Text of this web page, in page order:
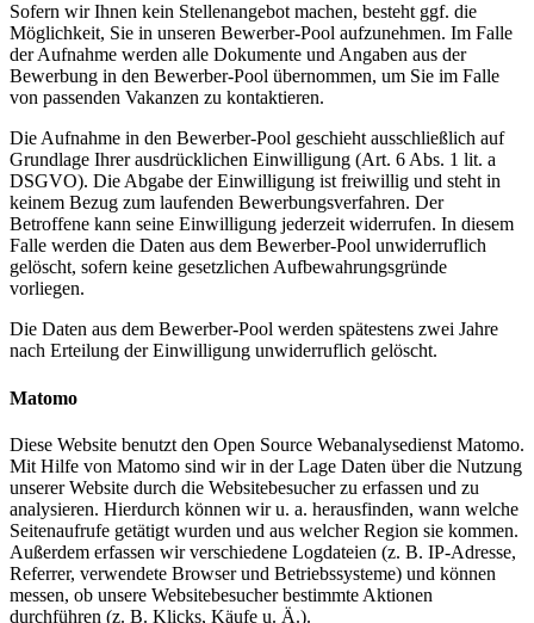
Sofern wir Ihnen kein Stellenangebot machen, besteht ggf. die
Möglichkeit, Sie in unseren Bewerber-Pool aufzunehmen. Im Falle
der Aufnahme werden alle Dokumente und Angaben aus der
Bewerbung in den Bewerber-Pool übernommen, um Sie im Falle
von passenden Vakanzen zu kontaktieren.
Die Aufnahme in den Bewerber-Pool geschieht ausschließlich auf
Grundlage Ihrer ausdrücklichen Einwilligung (Art. 6 Abs. 1 lit. a
DSGVO). Die Abgabe der Einwilligung ist freiwillig und steht in
keinem Bezug zum laufenden Bewerbungsverfahren. Der
Betroffene kann seine Einwilligung jederzeit widerrufen. In diesem
Falle werden die Daten aus dem Bewerber-Pool unwiderruflich
gelöscht, sofern keine gesetzlichen Aufbewahrungsgründe
vorliegen.
Die Daten aus dem Bewerber-Pool werden spätestens zwei Jahre
nach Erteilung der Einwilligung unwiderruflich gelöscht.
Matomo
Diese Website benutzt den Open Source Webanalysedienst Matomo.
Mit Hilfe von Matomo sind wir in der Lage Daten über die Nutzung
unserer Website durch die Websitebesucher zu erfassen und zu
analysieren. Hierdurch können wir u. a. herausfinden, wann welche
Seitenaufrufe getätigt wurden und aus welcher Region sie kommen.
Außerdem erfassen wir verschiedene Logdateien (z. B. IP-Adresse,
Referrer, verwendete Browser und Betriebssysteme) und können
messen, ob unsere Websitebesucher bestimmte Aktionen
durchführen (z. B. Klicks, Käufe u. Ä.).